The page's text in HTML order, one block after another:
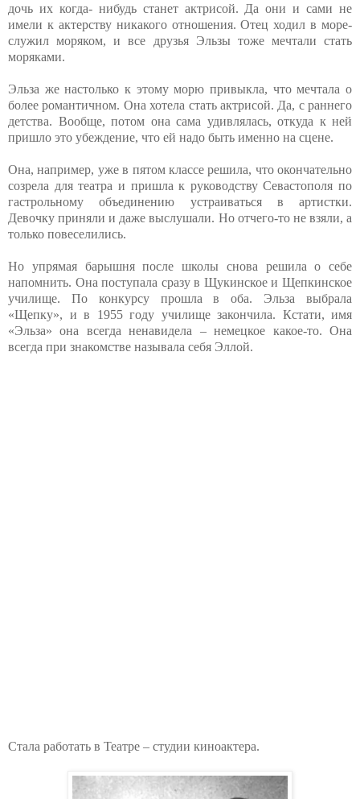
дочь их когда- нибудь станет актрисой. Да они и сами не
имели к актерству никакого отношения. Отец ходил в море-
служил моряком, и все друзья Эльзы тоже мечтали стать
моряками.
Эльза же настолько к этому морю привыкла, что мечтала о
более романтичном. Она хотела стать актрисой. Да, с раннего
детства. Вообще, потом она сама удивлялась, откуда к ней
пришло это убеждение, что ей надо быть именно на сцене.
Она, например, уже в пятом классе решила, что окончательно
созрела для театра и пришла к руководству Севастополя по
гастрольному объединению устраиваться в артистки.
Девочку приняли и даже выслушали. Но отчего-то не взяли, а
только повеселились.
Но упрямая барышня после школы снова решила о себе
напомнить. Она поступала сразу в Щукинское и Щепкинское
училище. По конкурсу прошла в оба. Эльза выбрала
«Щепку», и в 1955 году училище закончила. Кстати, имя
«Эльза» она всегда ненавидела – немецкое какое-то. Она
всегда при знакомстве называла себя Эллой.
Стала работать в Театре – студии киноактера.